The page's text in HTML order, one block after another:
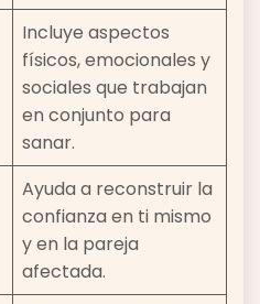
Incluye aspectos
físicos, emocionales y
sociales que trabajan
en conjunto para
sanar.
Ayuda a reconstruir la
confianza en ti mismo
y en la pareja
afectada.